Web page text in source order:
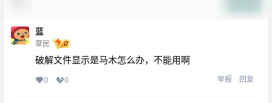
蓝
草民
破解文件显示是马木怎么办，不能用啊
0 0 举报 回复